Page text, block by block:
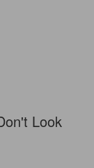
Look